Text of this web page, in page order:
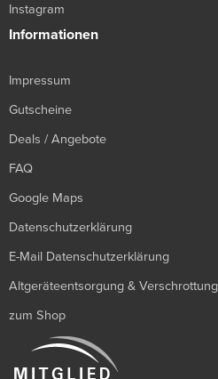
Instagram
Informationen
Impressum
Gutscheine
Deals / Angebote
FAQ
Google Maps
Datenschutzerklärung
E-Mail Datenschutzerklärung
Altgeräteentsorgung & Verschrottung
zum Shop